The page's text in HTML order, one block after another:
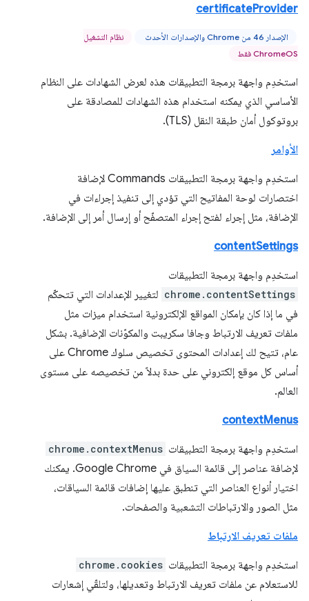
certificateProvider
الإصدار 46 من Chrome والإصدارات الأحدث
نظام التشغيل
ChromeOS فقط
استخدِم واجهة برمجة التطبيقات هذه لعرض الشهادات على النظام
الأساسي الذي يمكنه استخدام هذه الشهادات للمصادقة على
بروتوكول أمان طبقة النقل (TLS).
الأوامر
استخدِم واجهة برمجة التطبيقات Commands لإضافة
اختصارات لوحة المفاتيح التي تؤدي إلى تنفيذ إجراءات في
الإضافة، مثل إجراء لفتح إجراء المتصفّح أو إرسال أمر إلى الإضافة.
contentSettings
استخدِم واجهة برمجة التطبيقات
chrome.contentSettings لتغيير الإعدادات التي تتحكّم
في ما إذا كان بإمكان المواقع الإلكترونية استخدام ميزات مثل
ملفات تعريف الارتباط وجافا سكريبت والمكوّنات الإضافية. بشكل
عام، تتيح لك إعدادات المحتوى تخصيص سلوك Chrome على
أساس كل موقع إلكتروني على حدة بدلاً من تخصيصه على مستوى
العالم.
contextMenus
استخدِم واجهة برمجة التطبيقات chrome.contextMenus
لإضافة عناصر إلى قائمة السياق في Google Chrome. يمكنك
اختيار أنواع العناصر التي تنطبق عليها إضافات قائمة السياقات،
مثل الصور والارتباطات التشعبية والصفحات.
ملفات تعريف الارتباط
استخدِم واجهة برمجة التطبيقات chrome.cookies
للاستعلام عن ملفات تعريف الارتباط وتعديلها، ولتلقّي إشعارات